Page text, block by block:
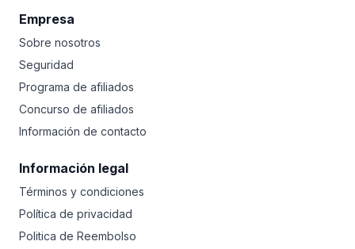
Empresa
Sobre nosotros
Seguridad
Programa de afiliados
Concurso de afiliados
Información de contacto
Información legal
Términos y condiciones
Política de privacidad
Politica de Reembolso